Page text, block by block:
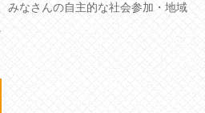
みなさんの自主的な社会参加・地域